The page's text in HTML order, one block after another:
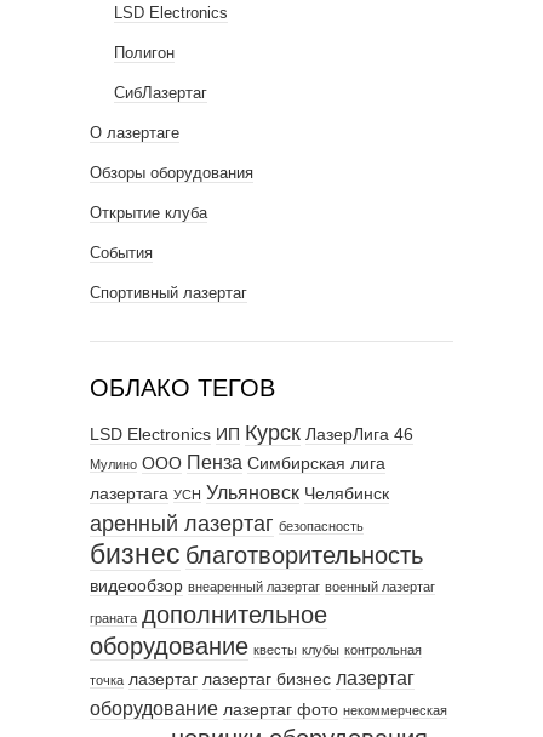
LSD Electronics
Полигон
СибЛазертаг
О лазертаге
Обзоры оборудования
Открытие клуба
События
Спортивный лазертаг
ОБЛАКО ТЕГОВ
LSD Electronics ИП Курск ЛазерЛига 46
Мулино ООО Пенза Симбирская лига
лазертага УСН Ульяновск Челябинск
аренный лазертаг безопасность
бизнес благотворительность
видеообзор внеаренный лазертаг военный лазертаг
граната дополнительное
оборудование квесты клубы контрольная
точка лазертаг лазертаг бизнес лазертаг
оборудование лазертаг фото некоммерческая